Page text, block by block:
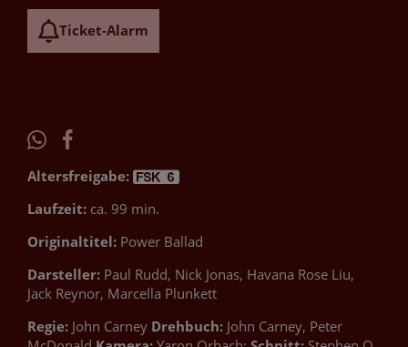
Ticket-Alarm
Altersfreigabe:
Laufzeit: ca. 99 min.
Originaltitel: Power Ballad
Darsteller: Paul Rudd, Nick Jonas, Havana Rose Liu,
Jack Reynor, Marcella Plunkett
Regie: John Carney Drehbuch: John Carney, Peter